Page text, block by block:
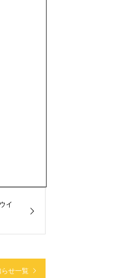
イ
らせ一覧